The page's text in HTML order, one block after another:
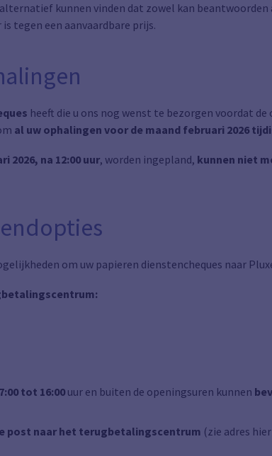
kunnen vinden dat zowel kan
tegen een aanvaardbare prijs.
heeft die u ons nog wenst te bezorgen voordat
al uw ophalingen voor de maand februari 2026
2026, na 12:00 uur, worden ingepland, kunnen niet
om uw papieren dienstencheques naar
tot 16:00 uur en buiten de openingsuren kunnen
post naar het terugbetalingscentrum (zie adres